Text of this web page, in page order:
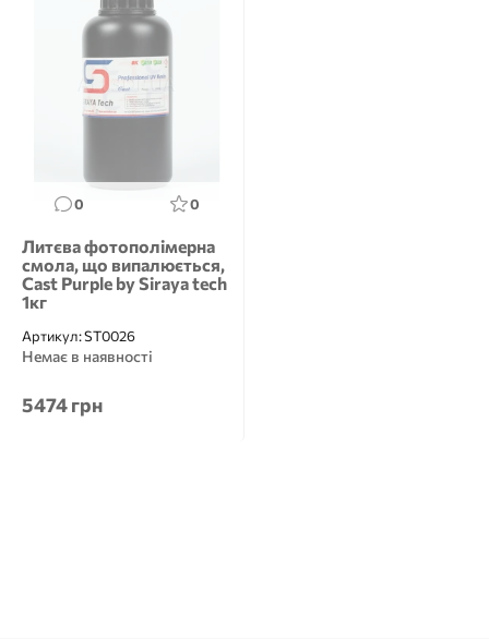
0 0
Литєва фотополімерна
смола, що випалюється,
Cast Purple by Siraya tech
1кг
Артикул:ST0026
Немає в наявності
5474 грн